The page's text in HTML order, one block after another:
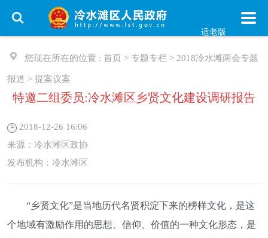
适老版
您现在所在的位置 : 首页 > 专题专栏 > 2018冷水滩两会专题
报道 > 提案议案
特邀二组委员:冷水滩区乡贤文化建设调研报告
2018-12-26 16:06
来源： 冷水滩区政协
发布机构： 冷水滩区
“乡贤文化”是当地历代名贤积淀下来的榜样文化，是这
个地域有激励作用的思想、信仰、价值的一种文化形态，是